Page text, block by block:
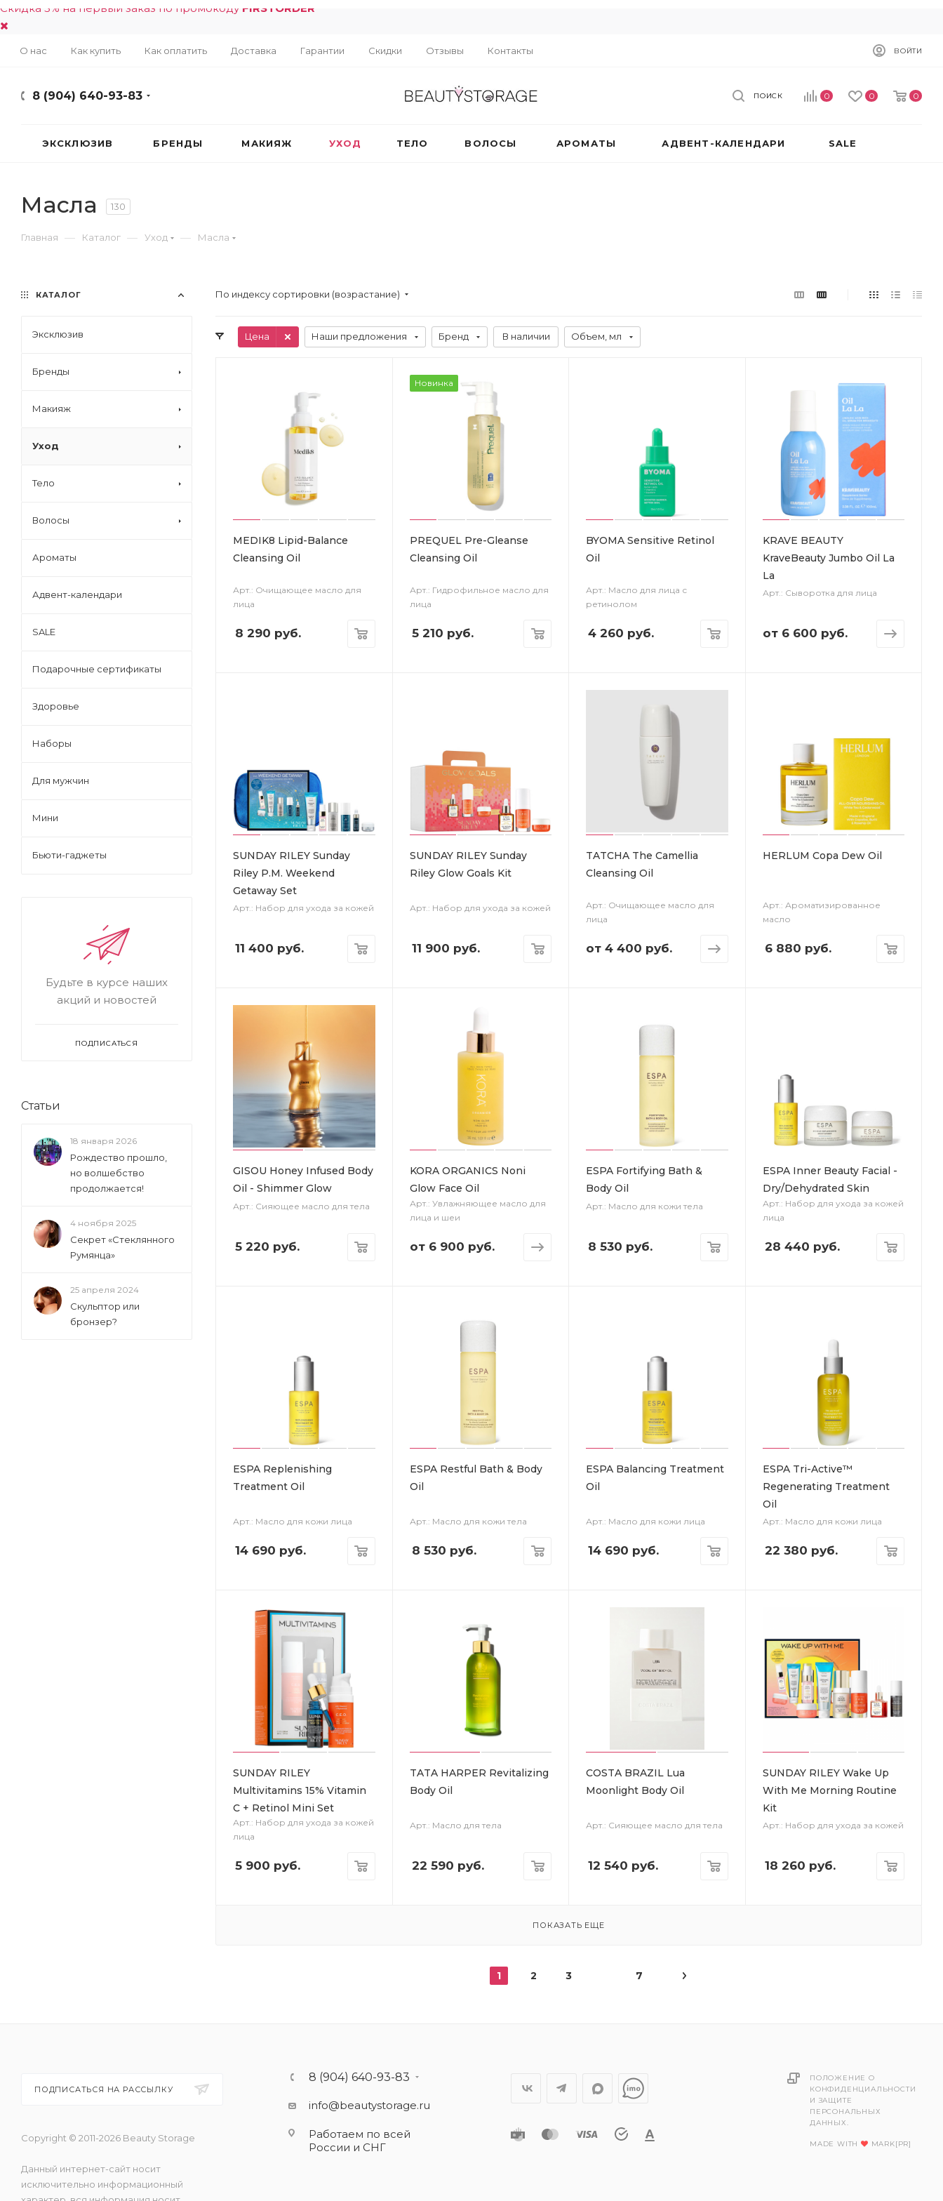
Скидка 5% на первый заказ по промокоду FIRSTORDER
О нас Как купить Как оплатить Доставка Гарантии Скидки Отзывы Контакты ВОЙТИ
8 (904) 640-93-83 0 0 0
ПОИСК
ЭКСКЛЮЗИВ БРЕНДЫ МАКИЯЖ УХОД ТЕЛО ВОЛОСЫ АРОМАТЫ АДВЕНТ-КАЛЕНДАРИ SALE
Масла 130
Главная — Каталог — Уход — Масла
По индексу сортировки (возрастание)
Цена Наши предложения Бренд В наличии Объем, мл
MEDIK8 Lipid-Balance
Cleansing Oil
Арт.: Очищающее масло для
лица
8 290 руб.
Новинка
PREQUEL Pre-Gleanse
Cleansing Oil
Арт.: Гидрофильное масло для
лица
5 210 руб.
BYOMA Sensitive Retinol
Oil
Арт.: Масло для лица с
ретинолом
4 260 руб.
KRAVE BEAUTY
KraveBeauty Jumbo Oil La
La
Арт.: Сыворотка для лица
от 6 600 руб.
SUNDAY RILEY Sunday
Riley P.M. Weekend
Getaway Set
Арт.: Набор для ухода за кожей
11 400 руб.
SUNDAY RILEY Sunday
Riley Glow Goals Kit
Арт.: Набор для ухода за кожей
11 900 руб.
TATCHA The Camellia
Cleansing Oil
Арт.: Очищающее масло для
лица
от 4 400 руб.
HERLUM Copa Dew Oil
Арт.: Ароматизированное
масло
6 880 руб.
GISOU Honey Infused Body
Oil - Shimmer Glow
Арт.: Сияющее масло для тела
5 220 руб.
KORA ORGANICS Noni
Glow Face Oil
Арт.: Увлажняющее масло для
лица и шеи
от 6 900 руб.
ESPA Fortifying Bath &
Body Oil
Арт.: Масло для кожи тела
8 530 руб.
ESPA Inner Beauty Facial -
Dry/Dehydrated Skin
Арт.: Набор для ухода за кожей
лица
28 440 руб.
ESPA Replenishing
Treatment Oil
Арт.: Масло для кожи лица
14 690 руб.
ESPA Restful Bath & Body
Oil
Арт.: Масло для кожи тела
8 530 руб.
ESPA Balancing Treatment
Oil
Арт.: Масло для кожи лица
14 690 руб.
ESPA Tri-Active™
Regenerating Treatment
Oil
Арт.: Масло для кожи лица
22 380 руб.
SUNDAY RILEY
Multivitamins 15% Vitamin
C + Retinol Mini Set
Арт.: Набор для ухода за кожей
лица
5 900 руб.
TATA HARPER Revitalizing
Body Oil
Арт.: Масло для тела
22 590 руб.
COSTA BRAZIL Lua
Moonlight Body Oil
Арт.: Сияющее масло для тела
12 540 руб.
SUNDAY RILEY Wake Up
With Me Morning Routine
Kit
Арт.: Набор для ухода за кожей
18 260 руб.
ПОКАЗАТЬ ЕЩЕ
1 2 3 7
КАТАЛОГ
Эксклюзив
Бренды
Макияж
Уход
Тело
Волосы
Ароматы
Адвент-календари
SALE
Подарочные сертификаты
Здоровье
Наборы
Для мужчин
Мини
Бьюти-гаджеты
Будьте в курсе наших
акций и новостей
ПОДПИСАТЬСЯ
Статьи
18 января 2026
Рождество прошло,
но волшебство
продолжается!
4 ноября 2025
Секрет «Стеклянного
Румянца»
25 апреля 2024
Скульптор или
бронзер?
ПОДПИСАТЬСЯ НА РАССЫЛКУ
Copyright © 2011-2026 Beauty Storage
Данный интернет-сайт носит
исключительно информационный
8 (904) 640-93-83
info@beautystorage.ru
Работаем по всей
России и СНГ
ПОЛОЖЕНИЕ О
КОНФИДЕНЦИАЛЬНОСТИ
И ЗАЩИТЕ
ПЕРСОНАЛЬНЫХ
ДАННЫХ.
MADE WITH MARK[PR]